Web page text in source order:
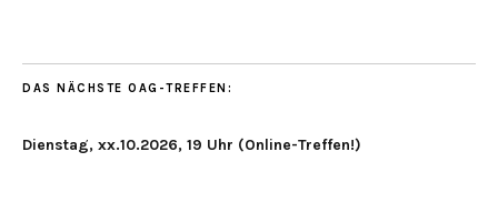
DAS NÄCHSTE OAG-TREFFEN:
Dienstag, xx.10.2026, 19 Uhr (Online-Treffen!)